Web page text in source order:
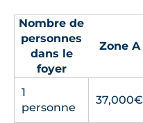
Nombre de
personnes
dans le
foyer
Zone A
1
personne
37,000€